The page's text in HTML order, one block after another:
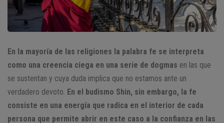
En la mayoría de las religiones la palabra fe se interpreta
como una creencia ciega en una serie de dogmas en las que
se sustentan y cuya duda implica que no estamos ante un
verdadero devoto. En el budismo Shin, sin embargo, la fe
consiste en una energía que radica en el interior de cada
persona que permite abrir en este caso a la confianza en las